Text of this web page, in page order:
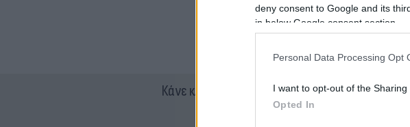
deny consent to Google and its
in below Google consent section.
Personal Data Processing Opt
I want to opt-out of the Sharing
Opted In
Κάνε κλικ και δες περισσότεροFlash.grστην